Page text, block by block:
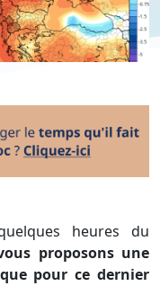
proposons une
pour ce dernier